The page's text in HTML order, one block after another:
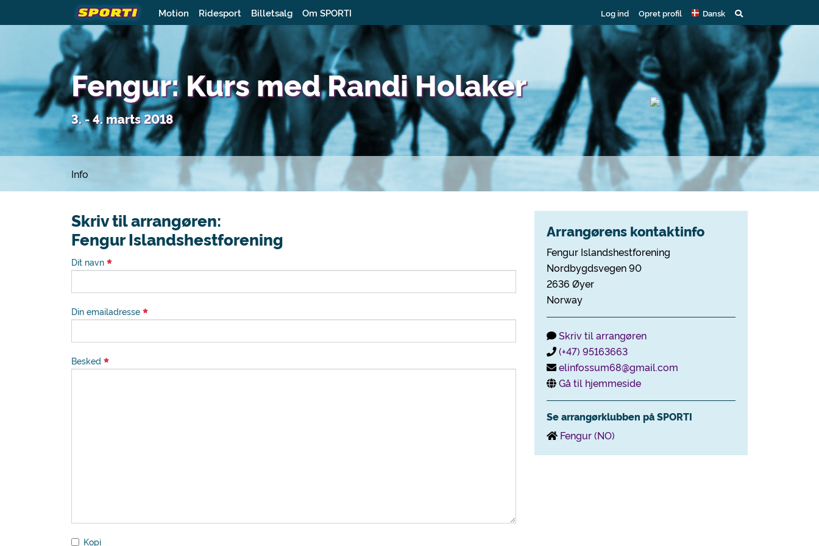
Motion Ridesport Billetsalg Om SPORTI Log ind Opret profil Dansk
Fengur: Kurs med Randi Holaker
3. - 4. marts 2018
Info
Skriv til arrangøren:
Fengur Islandshestforening
Dit navn
Din emailadresse
Besked
Kopi
Arrangørens kontaktinfo
Fengur Islandshestforening
Nordbygdsvegen 90
2636 Øyer
Norway
Skriv til arrangøren
(+47) 95163663
elinfossum68@gmail.com
Gå til hjemmeside
Se arrangørklubben på SPORTI
Fengur (NO)